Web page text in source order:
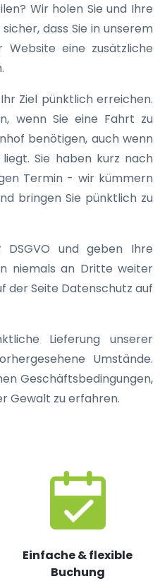
Wir holen Sie und Ihre
dass Sie in unserem
Website eine zusätzliche
Ziel pünktlich erreichen.
wenn Sie eine Fahrt zu
benötigen, auch wenn
Sie haben kurz nach
Termin - wir kümmern
bringen Sie pünktlich zu
und geben Ihre
niemals an Dritte weiter
der Seite Datenschutz auf
Lieferung unserer
Umstände.
Geschäftsbedingungen,
Gewalt zu erfahren.
Einfache & flexible
Buchung